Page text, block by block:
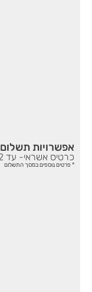
אפשרויות תשלום
כרטיס אשראי- עד 12 תשלומים
* פרטים נוספים במסך התשלום